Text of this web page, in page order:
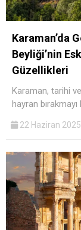
Karaman’da
Beyliği’nin
Güzellikleri
Karaman, tarihi
hayran
22 Haziran